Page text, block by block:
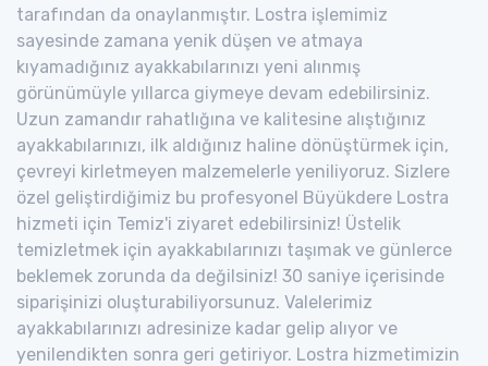
tarafından da onaylanmıştır. Lostra işlemimiz
sayesinde zamana yenik düşen ve atmaya
kıyamadığınız ayakkabılarınızı yeni alınmış
görünümüyle yıllarca giymeye devam edebilirsiniz.
Uzun zamandır rahatlığına ve kalitesine alıştığınız
ayakkabılarınızı, ilk aldığınız haline dönüştürmek için,
çevreyi kirletmeyen malzemelerle yeniliyoruz. Sizlere
özel geliştirdiğimiz bu profesyonel Büyükdere Lostra
hizmeti için Temiz'i ziyaret edebilirsiniz! Üstelik
temizletmek için ayakkabılarınızı taşımak ve günlerce
beklemek zorunda da değilsiniz! 30 saniye içerisinde
siparişinizi oluşturabiliyorsunuz. Valelerimiz
ayakkabılarınızı adresinize kadar gelip alıyor ve
yenilendikten sonra geri getiriyor. Lostra hizmetimizin